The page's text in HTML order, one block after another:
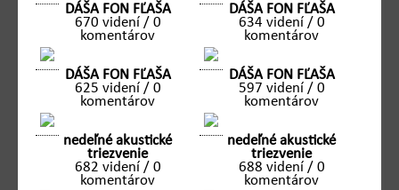
DÁŠA FON FĽAŠA
670 videní / 0
komentárov
DÁŠA FON FĽAŠA
634 videní / 0
komentárov
DÁŠA FON FĽAŠA
625 videní / 0
komentárov
DÁŠA FON FĽAŠA
597 videní / 0
komentárov
nedeľné akustické
triezvenie
682 videní / 0
komentárov
nedeľné akustické
triezvenie
688 videní / 0
komentárov